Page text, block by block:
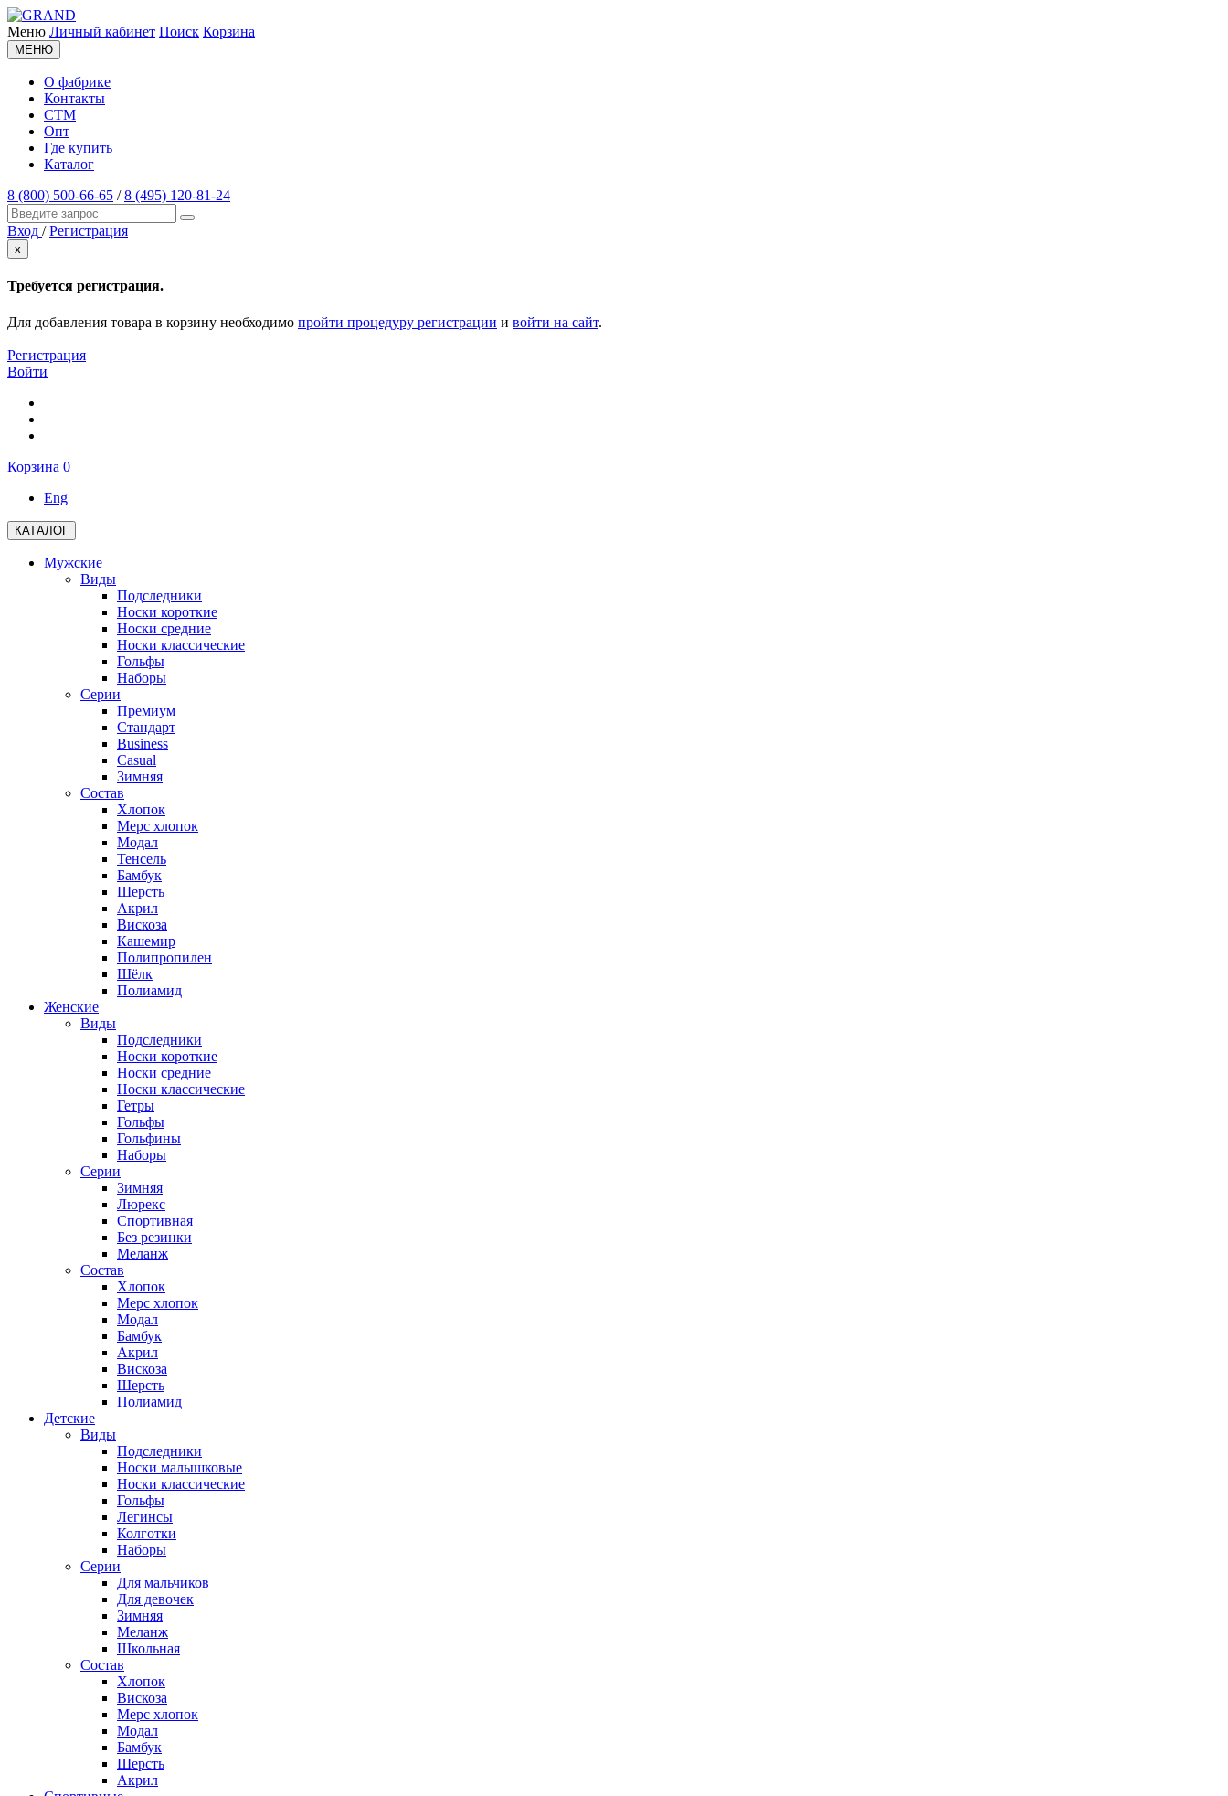
Меню Личный кабинет Поиск Корзина
МЕНЮ
О фабрике
Контакты
СТМ
Опт
Где купить
Каталог
8 (800) 500-66-65 /8 (495) 120-81-24
Вход / Регистрация
x
Требуется регистрация.
Для добавления товара в корзину необходимо пройти процедуру регистрации и войти на сайт.
Регистрация
Войти
Корзина 0
Eng
КАТАЛОГ
Мужские
Виды
Подследники
Носки короткие
Носки средние
Носки классические
Гольфы
Наборы
Серии
Премиум
Стандарт
Business
Casual
Зимняя
Состав
Хлопок
Мерс хлопок
Модал
Тенсель
Бамбук
Шерсть
Акрил
Вискоза
Кашемир
Полипропилен
Шёлк
Полиамид
Женские
Виды
Подследники
Носки короткие
Носки средние
Носки классические
Гетры
Гольфы
Гольфины
Наборы
Серии
Зимняя
Люрекс
Спортивная
Без резинки
Меланж
Состав
Хлопок
Мерс хлопок
Модал
Бамбук
Акрил
Вискоза
Шерсть
Полиамид
Детские
Виды
Подследники
Носки малышковые
Носки классические
Гольфы
Легинсы
Колготки
Наборы
Серии
Для мальчиков
Для девочек
Зимняя
Меланж
Школьная
Состав
Хлопок
Вискоза
Мерс хлопок
Модал
Бамбук
Шерсть
Акрил